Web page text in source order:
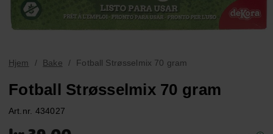
Hjem Bake Fotball Strøsselmix 70 gram
Fotball Strøsselmix 70 gram
Art.nr. 434027
Pris :kr 39,00